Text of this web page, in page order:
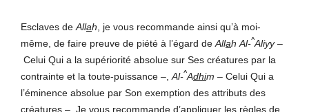
Esclaves de Allah , je vous recommande ainsi qu’à moi-
même, de faire preuve de piété à l’égard de Allah Al-^Aliyy–
Celui Qui a la supériorité absolue sur Ses créatures par la
contrainte et la toute-puissance –, Al-^Adhim – Celui Qui a
l’éminence absolue par Son exemption des attributs des
créatures –. Je vous recommande d’appliquer les règles de